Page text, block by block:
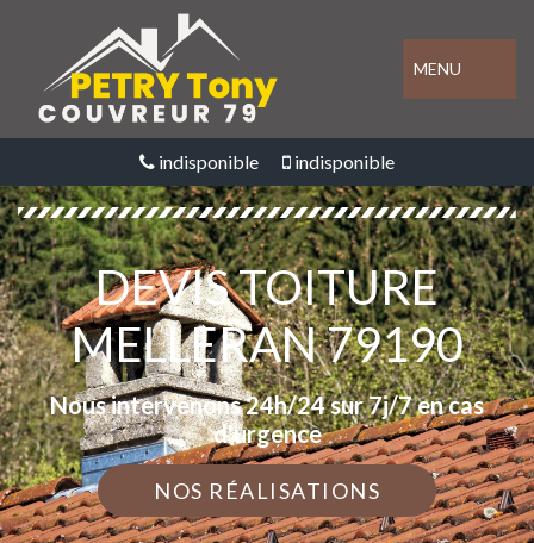
MENU
indisponible indisponible
DEVIS TOITURE
MELLERAN 79190
Nous intervenons 24h/24 sur 7j/7 en cas
d'urgence
NOS RÉALISATIONS